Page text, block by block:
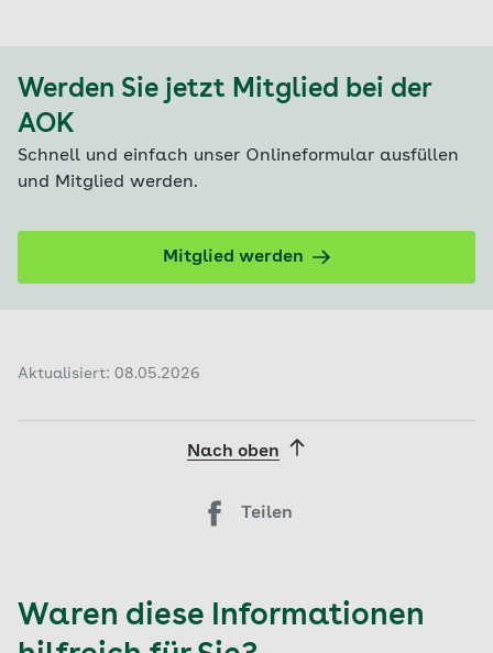
Werden Sie jetzt Mitglied bei der
AOK
Schnell und einfach unser Onlineformular ausfüllen
und Mitglied werden.
Mitglied werden
Aktualisiert: 08.05.2026
Nach oben
Teilen
Waren diese Informationen